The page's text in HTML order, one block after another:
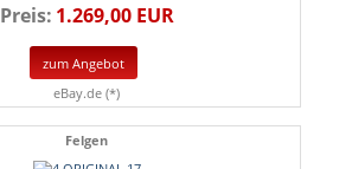
Preis: 1.269,00 EUR
zum Angebot
eBay.de (*)
Felgen